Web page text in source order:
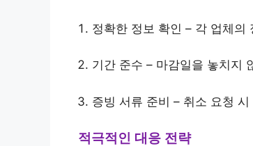
정확한 정보 확인 – 각 업체의
기간 준수 – 마감일을 놓치지
증빙 서류 준비 – 취소 요청
적극적인 대응 전략